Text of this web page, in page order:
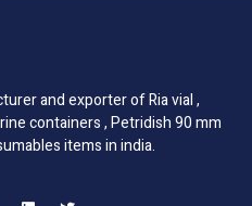
and exporter of Ria vial ,
containers , Petridish 90 mm
items in india.